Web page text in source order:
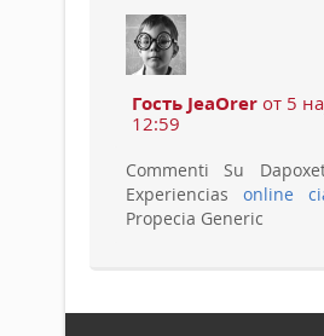
Гость JeaOrer от 5
12:59
Commenti Su
Experiencias online
Propecia Generic